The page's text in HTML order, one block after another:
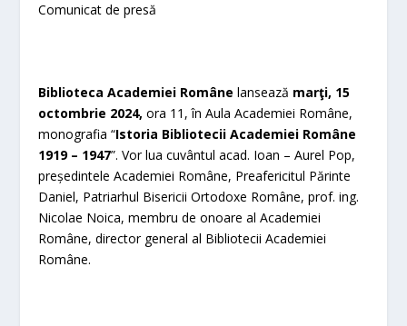
Comunicat de presă
Biblioteca Academiei Românelansează marţi, 15
octombrie 2024,ora 11, în Aula Academiei Române,
monografia “Istoria Bibliotecii Academiei Române
1919 – 1947”. Vor lua cuvântul acad. Ioan – Aurel Pop,
președintele Academiei Române, Preafericitul Părinte
Daniel, Patriarhul Bisericii Ortodoxe Române, prof. ing.
Nicolae Noica, membru de onoare al Academiei
Române, director general al Bibliotecii Academiei
Române.